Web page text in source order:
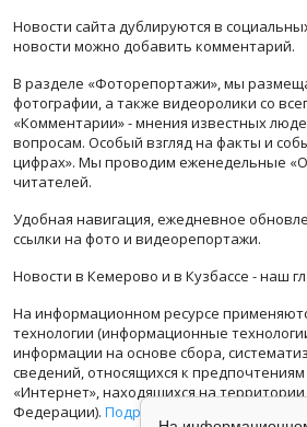
Новости сайта дублируются в
новости можно добавить комментарий.
В разделе «Фоторепортажи», мы
фотографии, а также видеоролики со
«Комментарии» - мнения известных
вопросам. Особый взгляд на факты и
цифрах». Мы проводим еженедельные
читателей.
Удобная навигация, ежедневное
ссылки на фото и видеорепортажи.
Новости в Кемерово и в Кузбассе - наш
На информационном ресурсе
технологии (информационные
информации на основе сбора,
сведений, относящихся к
«Интернет», находящихся на территории
Федерации). Подробная информация